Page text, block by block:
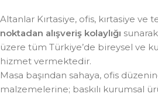
Altanlar Kırtasiye, ofis, kırtasiye
noktadan alışveriş kolaylığı
üzere tüm Türkiye’de bireysel ve
hizmet vermektedir.
Masa başından sahaya, ofis
malzemelerine; baskılı kurumsal